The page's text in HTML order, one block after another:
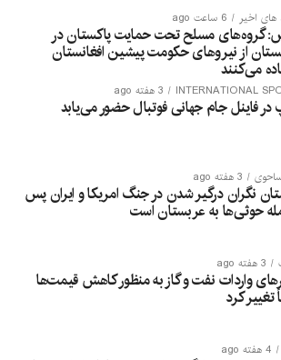
های اخیر 6 ساعت ago
گروه‌های مسلح تحت حمایت پاکستان در
از نیروهای حکومت پیشین افغانستان
می‌کنند
INTERNATIONAL 3 هفته ago
در فاینل جام جهانی فوتبال حضور می‌یابد
ساحوی 3 هفته ago
نگران درگیر شدن در جنگ امریکا و ایران پس
حوثی‌ها به عربستان است
3 هفته ago
واردات نفت و گاز به منظور کاهش قیمت‌ها
تغییر کرد
4 هفته ago